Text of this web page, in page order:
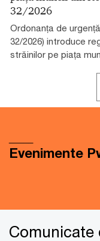
32/2026
Ordonanța de
32/2026) introduce
străinilor pe piața
Evenimente
Comunicate